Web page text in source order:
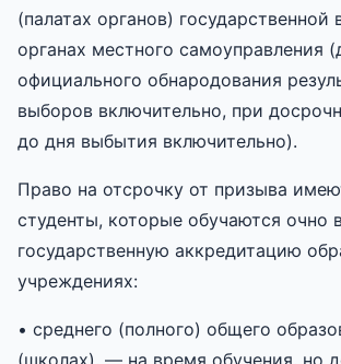
(палатах органов) государственной
органах местного самоуправления
официального обнародования
выборов включительно, при
до дня выбытия включительно).
Право на отсрочку от призыва
студенты, которые обучаются
государственную аккредитацию
учреждениях:
• среднего (полного) общего
(школах), — на время обучения, но